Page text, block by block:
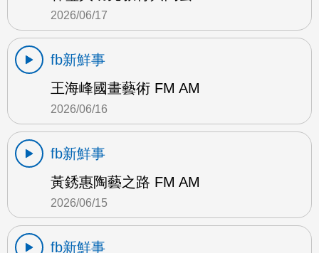
2026/06/17
fb新鮮事
王海峰國畫藝術 FM AM
2026/06/16
fb新鮮事
黃銹惠陶藝之路 FM AM
2026/06/15
fb新鮮事